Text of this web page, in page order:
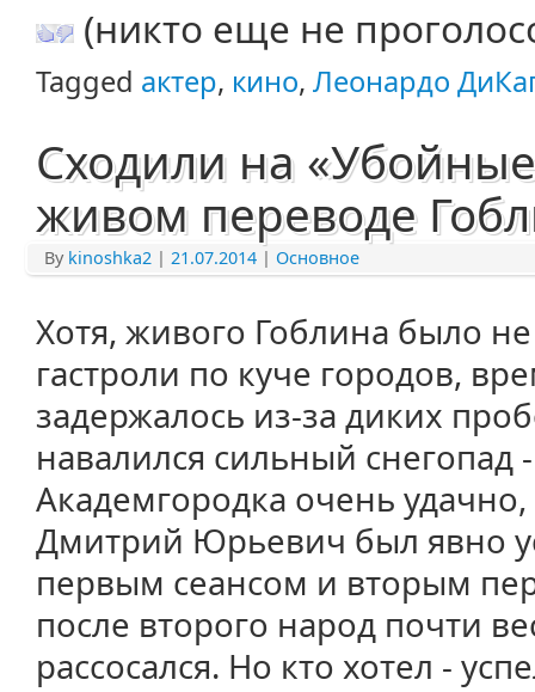
(никто еще не
Tagged актер, кино, Леонардо
Сходили на
живом переводе
By kinoshka2 | 21.07.2014 | Основное
Хотя, живого Гоблина было
гастроли по куче городов,
задержалось из-за диких
навалился сильный снегопад
Академгородка очень удачно,
Дмитрий Юрьевич был явно
первым сеансом и вторым
после второго народ почти
рассосался. Но кто хотел -